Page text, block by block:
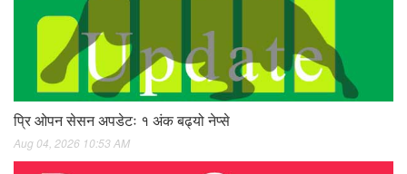
प्रि ओपन सेसन अपडेटः १ अंक बढ्यो नेप्से
Aug 04, 2026 10:53 AM